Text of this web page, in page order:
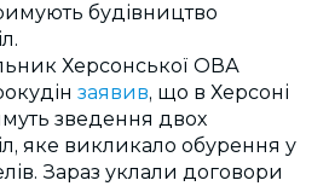
будівництво
Херсонської ОВА
заявив, що в Херсоні
зведення двох
яке викликало обурення у
Зараз уклали договори